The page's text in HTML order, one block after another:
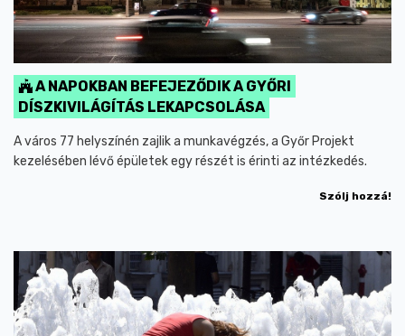
A NAPOKBAN BEFEJEZŐDIK A GYŐRI
DÍSZKIVILÁGÍTÁS LEKAPCSOLÁSA
A város 77 helyszínén zajlik a munkavégzés, a Győr Projekt
kezelésében lévő épületek egy részét is érinti az intézkedés.
Szólj hozzá!